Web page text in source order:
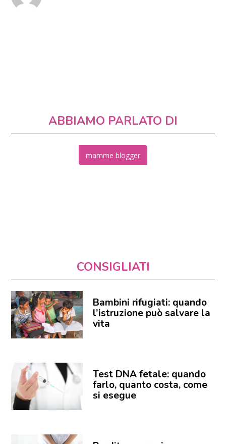
ABBIAMO PARLATO DI
mamme blogger
CONSIGLIATI
Bambini rifugiati: quando
l’istruzione può salvare la
vita
Test DNA fetale: quando
farlo, quanto costa, come
si esegue